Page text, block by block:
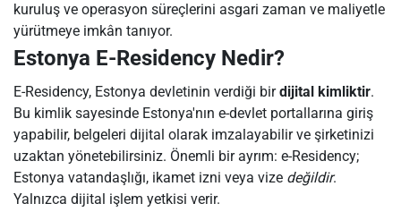
kuruluş ve operasyon süreçlerini asgari zaman ve maliyetle
yürütmeye imkân tanıyor.
Estonya E-Residency Nedir?
E-Residency, Estonya devletinin verdiği birdijital kimliktir.
Bu kimlik sayesinde Estonya'nın e-devlet portallarına giriş
yapabilir, belgeleri dijital olarak imzalayabilir ve şirketinizi
uzaktan yönetebilirsiniz. Önemli bir ayrım: e-Residency;
Estonya vatandaşlığı, ikamet izni veya vize değildir.
Yalnızca dijital işlem yetkisi verir.